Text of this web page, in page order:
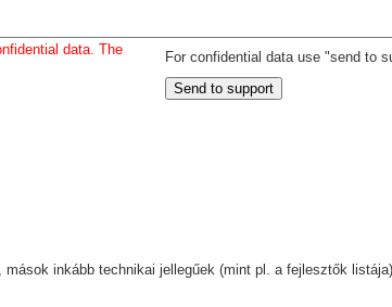
data. The
For confidential data use "send to
inkább technikai jellegűek (mint pl. a fejlesztők